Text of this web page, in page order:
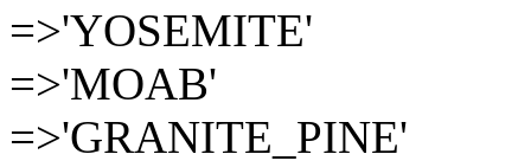
=>'YOSEMITE'
=>'MOAB'
=>'GRANITE_PINE'